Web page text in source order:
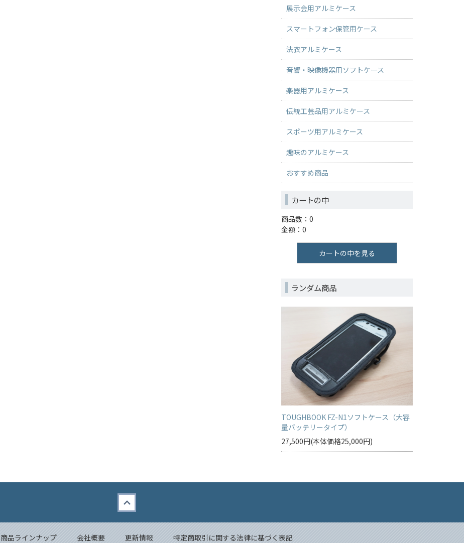
展示会用アルミケース
スマートフォン保管用ケース
法衣アルミケース
音響・映像機器用ソフトケース
楽器用アルミケース
伝統工芸品用アルミケース
スポーツ用アルミケース
趣味のアルミケース
おすすめ商品
カートの中
商品数：0
金額：0
カートの中を見る
ランダム商品
TOUGHBOOK FZ-N1ソフトケース（大容
量バッテリータイプ）
27,500円(本体価格25,000円)
商品ラインナップ 会社概要 更新情報 特定商取引に関する法律に基づく表記
Back to top